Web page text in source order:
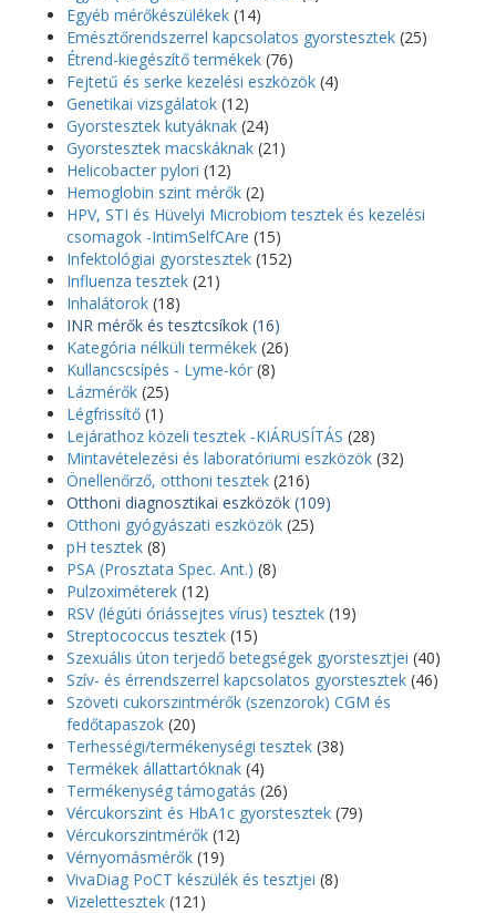
Egyéb mérőkészülékek (14)
Emésztőrendszerrel kapcsolatos gyorstesztek (25)
Étrend-kiegészítő termékek (76)
Fejtetű és serke kezelési eszközök (4)
Genetikai vizsgálatok (12)
Gyorstesztek kutyáknak (24)
Gyorstesztek macskáknak (21)
Helicobacter pylori (12)
Hemoglobin szint mérők (2)
HPV, STI és Hüvelyi Microbiom tesztek és kezelési
csomagok -IntimSelfCAre (15)
Infektológiai gyorstesztek (152)
Influenza tesztek (21)
Inhalátorok (18)
INR mérők és tesztcsíkok (16)
Kategória nélküli termékek (26)
Kullancscsípés - Lyme-kór (8)
Lázmérők (25)
Légfrissítő (1)
Lejárathoz közeli tesztek -KIÁRUSÍTÁS (28)
Mintavételezési és laboratóriumi eszközök (32)
Önellenőrző, otthoni tesztek (216)
Otthoni diagnosztikai eszközök (109)
Otthoni gyógyászati eszközök (25)
pH tesztek (8)
PSA (Prosztata Spec. Ant.) (8)
Pulzoximéterek (12)
RSV (légúti óriássejtes vírus) tesztek (19)
Streptococcus tesztek (15)
Szexuális úton terjedő betegségek gyorstesztjei (40)
Szív- és érrendszerrel kapcsolatos gyorstesztek (46)
Szöveti cukorszintmérők (szenzorok) CGM és
fedőtapaszok (20)
Terhességi/termékenységi tesztek (38)
Termékek állattartóknak (4)
Termékenység támogatás (26)
Vércukorszint és HbA1c gyorstesztek (79)
Vércukorszintmérők (12)
Vérnyomásmérők (19)
VivaDiag PoCT készülék és tesztjei (8)
Vizelettesztek (121)